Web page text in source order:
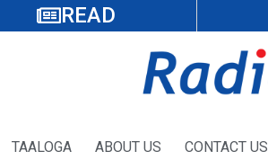
READ
TAALOGA ABOUT US CONTACT US